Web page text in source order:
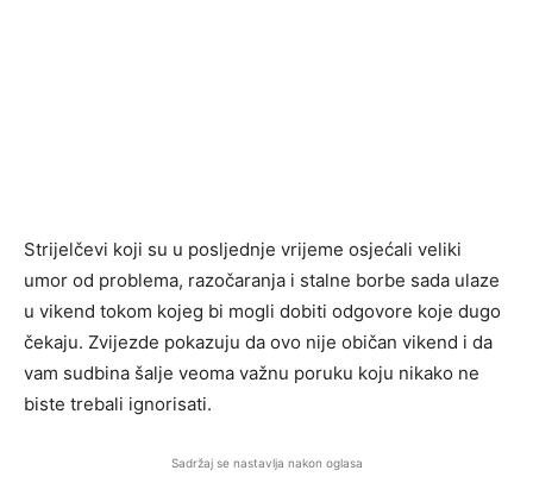
Strijelčevi koji su u posljednje vrijeme osjećali veliki
umor od problema, razočaranja i stalne borbe sada ulaze
u vikend tokom kojeg bi mogli dobiti odgovore koje dugo
čekaju. Zvijezde pokazuju da ovo nije običan vikend i da
vam sudbina šalje veoma važnu poruku koju nikako ne
biste trebali ignorisati.
Sadržaj se nastavlja nakon oglasa